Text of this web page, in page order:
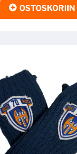
OSTOSKORIIN